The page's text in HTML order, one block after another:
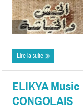
Lire la suite
ELIKYA Music
CONGOLAIS